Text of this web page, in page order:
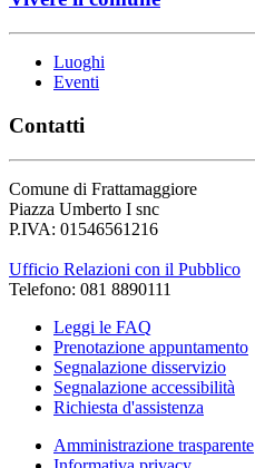
Luoghi
Eventi
Contatti
Comune di Frattamaggiore
Piazza Umberto I snc
P.IVA: 01546561216
Ufficio Relazioni con il Pubblico
Telefono: 081 8890111
Leggi le FAQ
Prenotazione appuntamento
Segnalazione disservizio
Segnalazione accessibilità
Richiesta d'assistenza
Amministrazione trasparente